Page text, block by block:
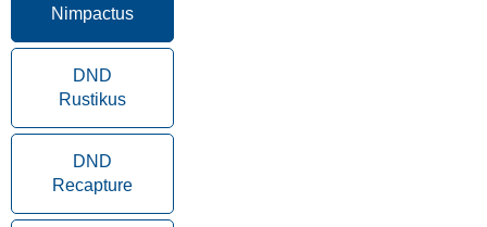
Nimpactus
DND
Rustikus
DND
Recapture